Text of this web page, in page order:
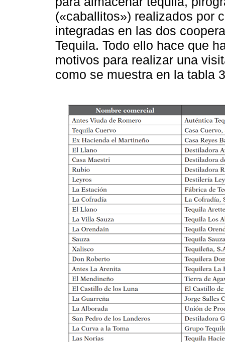
(«caballitos») realizados por
integradas en las dos
Tequila. Todo ello hace que
motivos para realizar una
como se muestra en la tabla